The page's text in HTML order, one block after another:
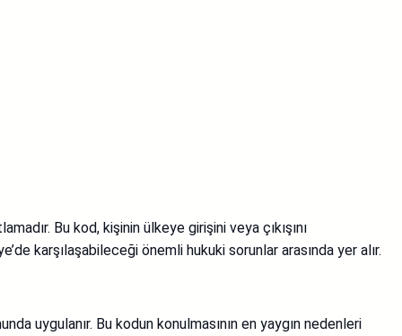
Bu kod, kişinin ülkeye girişini veya çıkışını
karşılaşabileceği önemli hukuki sorunlar arasında yer alır.
uygulanır. Bu kodun konulmasının en yaygın nedenleri